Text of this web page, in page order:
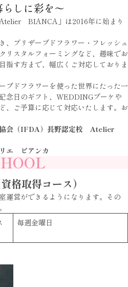
しに彩を～
BIANCA」は2016年に始まり
、プリザーブドフラワー・フレッシュ
リスタルフォーミングなど、趣味でお
指す方まで、幅広くご対応しておりま
ブドフラワーを使った世界にたった一
念日のギフト、WEDDINGブーケや
、ご予算に応じて対応いたします。お
協会（IFDA）長野認定校 Atelier
エ ビアンカ
格取得コース）
運営ができるようになります。その
毎週金曜日